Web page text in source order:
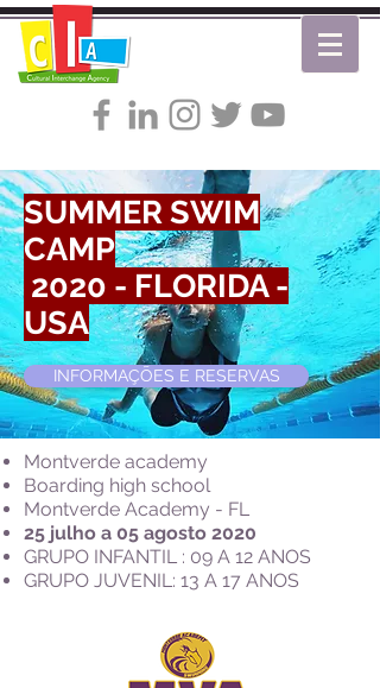
SUMMER SWIM
CAMP
2020 - FLORIDA -
USA
INFORMAÇÕES E RESERVAS
Montverde academy
Boarding high school
Montverde Academy - FL
25 julho a 05 agosto 2020
GRUPO INFANTIL : 09 A 12 ANOS
GRUPO JUVENIL: 13 A 17 ANOS